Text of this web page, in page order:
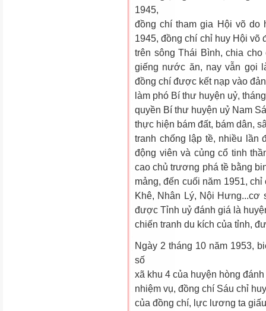
1945,
đồng chí tham gia Hội võ do
1945, đồng chí chỉ huy Hội
trên sông Thái Bình, chia
giếng nước ăn, nay vẫn gọi
đồng chí được kết nạp vào
làm phó Bí thư huyện uỷ,
quyền Bí thư huyện uỷ Nam
thực hiện bám đất, bám dân,
tranh chống lập tề, nhiều lần
động viên và củng cổ tinh
cao chủ trương phá tề bằng
mảng, đến cuối năm 1951,
Khê, Nhân Lý, Nội Hưng...cơ
được Tỉnh uỷ đánh giá là
chiến tranh du kích của tỉnh,
Ngày 2 tháng 10 năm 1953,
số
xã khu 4 của huyện hòng
nhiệm vụ, đồng chí Sáu chỉ
của đồng chí, lực lương ta